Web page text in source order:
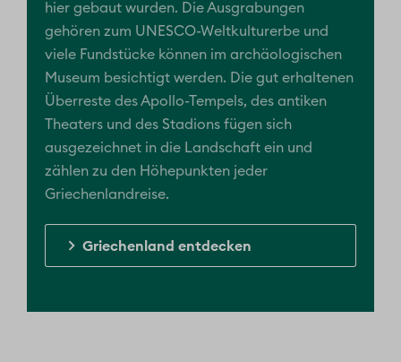
hier gebaut wurden. Die Ausgrabungen
gehören zum UNESCO-Weltkulturerbe und
viele Fundstücke können im archäologischen
Museum besichtigt werden. Die gut erhaltenen
Überreste des Apollo-Tempels, des antiken
Theaters und des Stadions fügen sich
ausgezeichnet in die Landschaft ein und
zählen zu den Höhepunkten jeder
Griechenlandreise.
Griechenland entdecken